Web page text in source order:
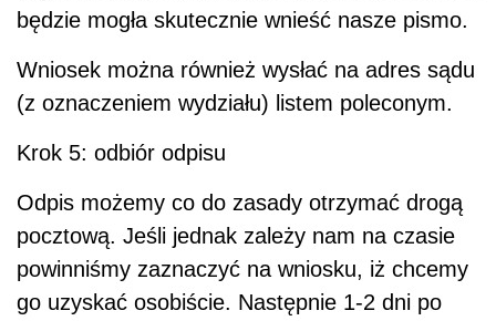
będzie mogła skutecznie wnieść nasze pismo.
Wniosek można również wysłać na adres sądu
(z oznaczeniem wydziału) listem poleconym.
Krok 5: odbiór odpisu
Odpis możemy co do zasady otrzymać drogą
pocztową. Jeśli jednak zależy nam na czasie
powinniśmy zaznaczyć na wniosku, iż chcemy
go uzyskać osobiście. Następnie 1-2 dni po